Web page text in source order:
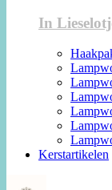
In
Kerstartikelen